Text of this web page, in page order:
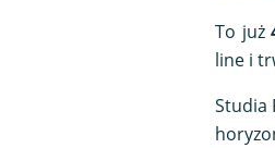
To już
line i
Studia